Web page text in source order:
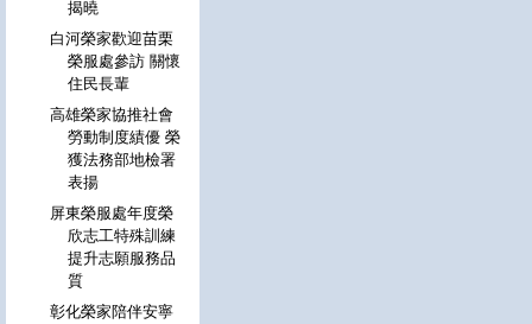
揭曉
白河榮家歡迎苗栗
榮服處參訪 關懷
住民長輩
高雄榮家協推社會
勞動制度績優 榮
獲法務部地檢署
表揚
屏東榮服處年度榮
欣志工特殊訓練
提升志願服務品
質
彰化榮家陪伴安寧